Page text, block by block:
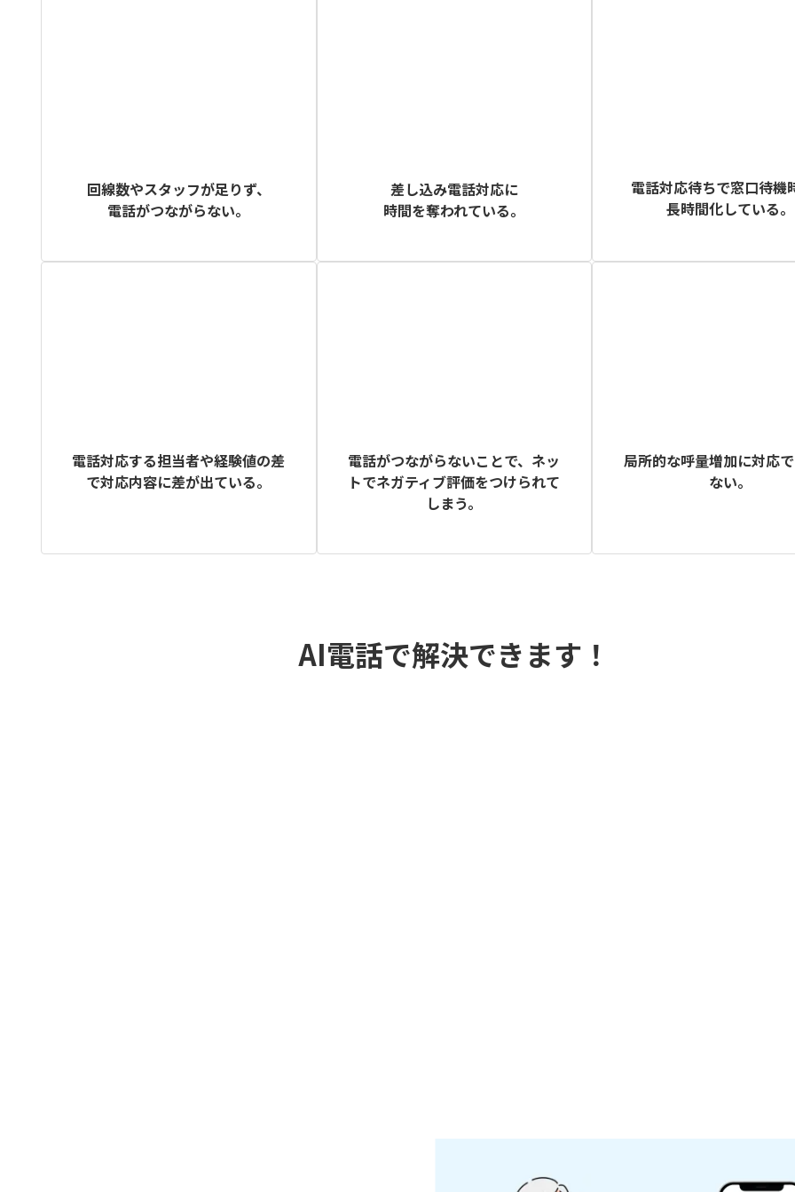
回線数やスタッフが足りず、
電話がつながらない。
差し込み電話対応に
時間を奪われている。
電話対応待ちで窓口待機
長時間化している。
電話対応する担当者や経験値の差
で対応内容に差が出ている。
電話がつながらないことで、ネッ
トでネガティブ評価をつけられて
しまう。
局所的な呼量増加に対応
ない。
AI電話で解決できます！